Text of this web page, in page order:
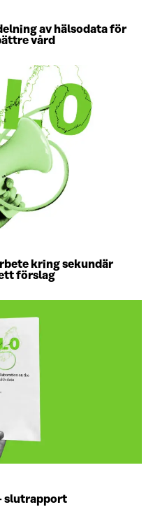
av hälsodata för
vård
kring sekundär
förslag
slutrapport